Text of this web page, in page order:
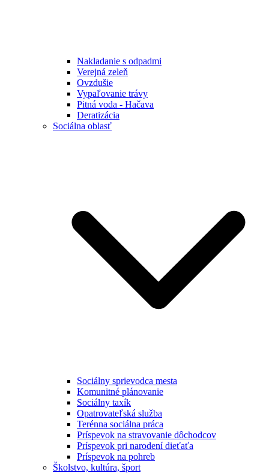
Nakladanie s odpadmi
Verejná zeleň
Ovzdušie
Vypaľovanie trávy
Pitná voda - Hačava
Deratizácia
Sociálna oblasť
Sociálny sprievodca mesta
Komunitné plánovanie
Sociálny taxík
Opatrovateľská služba
Terénna sociálna práca
Príspevok na stravovanie dôchodcov
Príspevok pri narodení dieťaťa
Príspevok na pohreb
Školstvo, kultúra, šport